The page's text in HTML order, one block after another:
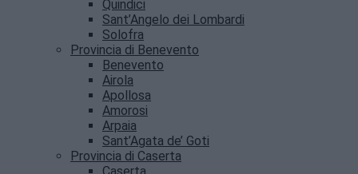
Quindici
Sant’Angelo dei Lombardi
Solofra
Provincia di Benevento
Benevento
Airola
Apollosa
Amorosi
Arpaia
Sant’Agata de’ Goti
Provincia di Caserta